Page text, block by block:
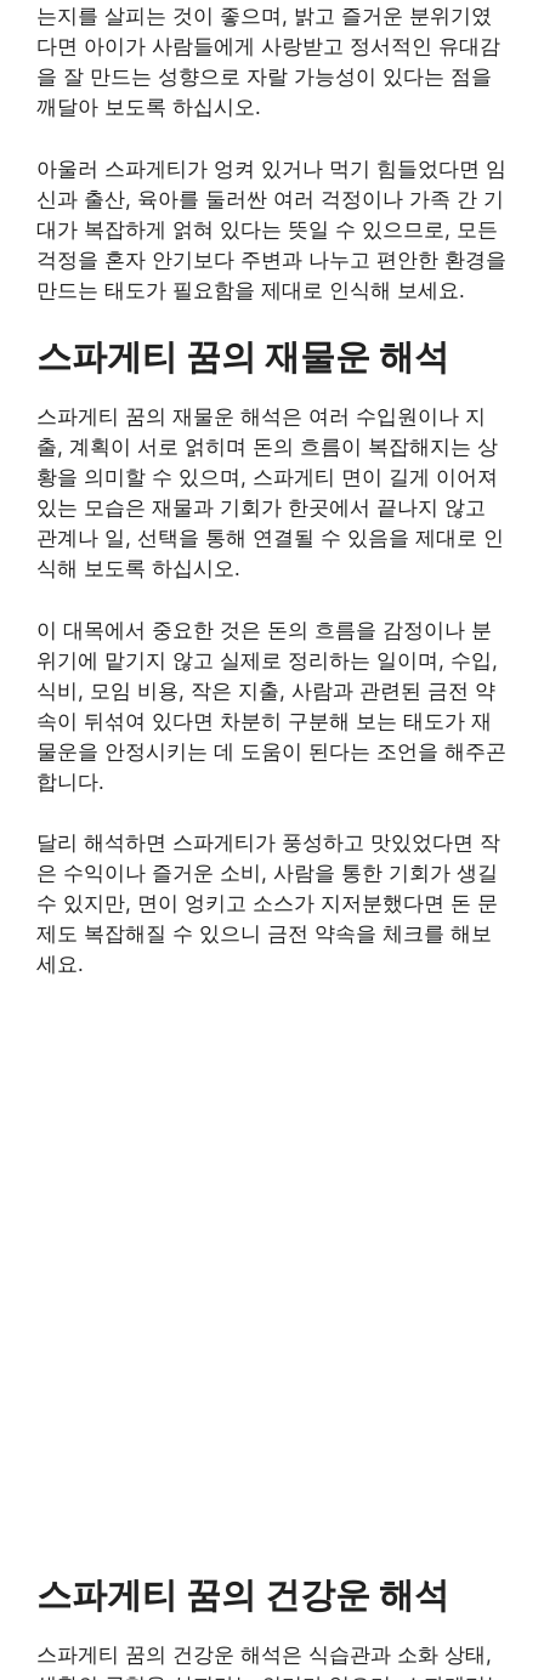
는지를 살피는 것이 좋으며, 밝고 즐거운 분위기였
다면 아이가 사람들에게 사랑받고 정서적인 유대감
을 잘 만드는 성향으로 자랄 가능성이 있다는 점을
깨달아 보도록 하십시오.
아울러 스파게티가 엉켜 있거나 먹기 힘들었다면 임
신과 출산, 육아를 둘러싼 여러 걱정이나 가족 간 기
대가 복잡하게 얽혀 있다는 뜻일 수 있으므로, 모든
걱정을 혼자 안기보다 주변과 나누고 편안한 환경을
만드는 태도가 필요함을 제대로 인식해 보세요.
스파게티 꿈의 재물운 해석
스파게티 꿈의 재물운 해석은 여러 수입원이나 지
출, 계획이 서로 얽히며 돈의 흐름이 복잡해지는 상
황을 의미할 수 있으며, 스파게티 면이 길게 이어져
있는 모습은 재물과 기회가 한곳에서 끝나지 않고
관계나 일, 선택을 통해 연결될 수 있음을 제대로 인
식해 보도록 하십시오.
이 대목에서 중요한 것은 돈의 흐름을 감정이나 분
위기에 맡기지 않고 실제로 정리하는 일이며, 수입,
식비, 모임 비용, 작은 지출, 사람과 관련된 금전 약
속이 뒤섞여 있다면 차분히 구분해 보는 태도가 재
물운을 안정시키는 데 도움이 된다는 조언을 해주곤
합니다.
달리 해석하면 스파게티가 풍성하고 맛있었다면 작
은 수익이나 즐거운 소비, 사람을 통한 기회가 생길
수 있지만, 면이 엉키고 소스가 지저분했다면 돈 문
제도 복잡해질 수 있으니 금전 약속을 체크를 해보
세요.
스파게티 꿈의 건강운 해석
스파게티 꿈의 건강운 해석은 식습관과 소화 상태,